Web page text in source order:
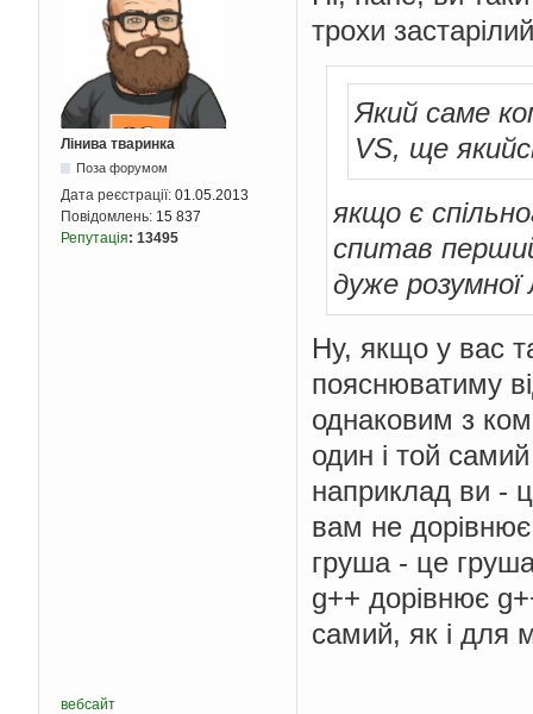
Лінива тваринка
Поза форумом
Дата реєстрації: 01.05.2013
Повідомлень: 15 837
Репутація: 13495
трохи
Який саме
VS, ще
якщо є
спитав
дуже
Ну, якщо у вас
пояснюватиму
однаковим з
один і той
наприклад ви -
вам не
груша - це
g++ дорівнює
самий, як і для
вебсайт